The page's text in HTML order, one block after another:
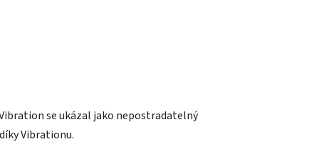
se ukázal jako nepostradatelný
Vibrationu.